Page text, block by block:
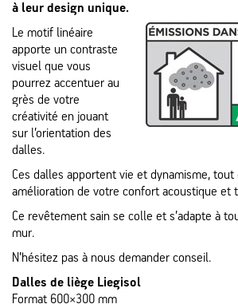
à leur design unique.
Le motif linéaire
apporte un contraste
visuel que vous
pourrez accentuer au
grès de votre
créativité en jouant
sur l’orientation des
dalles.
Ces dalles apportent vie et dynamisme,
amélioration de votre confort acoustique et
Ce revêtement sain se colle et s’adapte à
mur.
N’hésitez pas à nous demander conseil.
Dalles de liège Liegisol
Format 600×300 mm